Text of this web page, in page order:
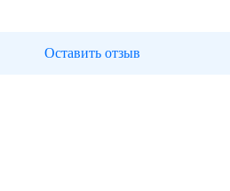
Оставить отзыв